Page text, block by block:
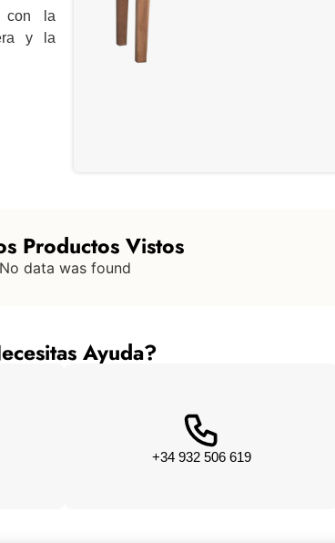
con la
y la
Productos Vistos
No data was found
Ayuda?
+34 932 506 619